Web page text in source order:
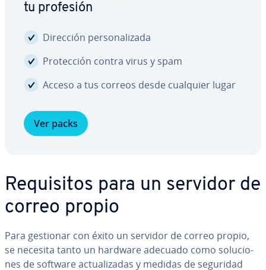
tu profesión
Dirección pe­r­so­na­li­za­da
Pro­te­c­ción contra virus y spam
Acceso a tus correos desde cualquier lugar
Ver packs
Re­qui­si­tos para un servidor de
correo propio
Para gestionar con éxito un servidor de correo propio,
se necesita tanto un hardware adecuado como so­lu­cio­
nes de software ac­tua­li­za­das y medidas de seguridad